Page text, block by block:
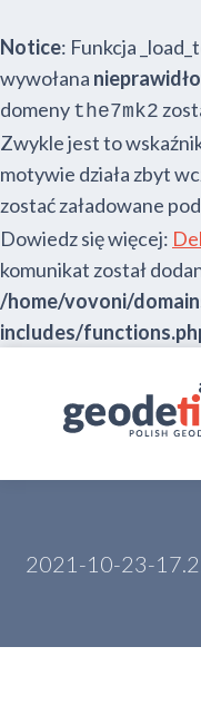
Notice: Funkcja
wywołana
domeny the7mk2
Zwykle jest to
motywie działa zbyt
zostać załadowane
Dowiedz się więcej:
komunikat został
/home/vovoni/
includes/
2021-10-23-